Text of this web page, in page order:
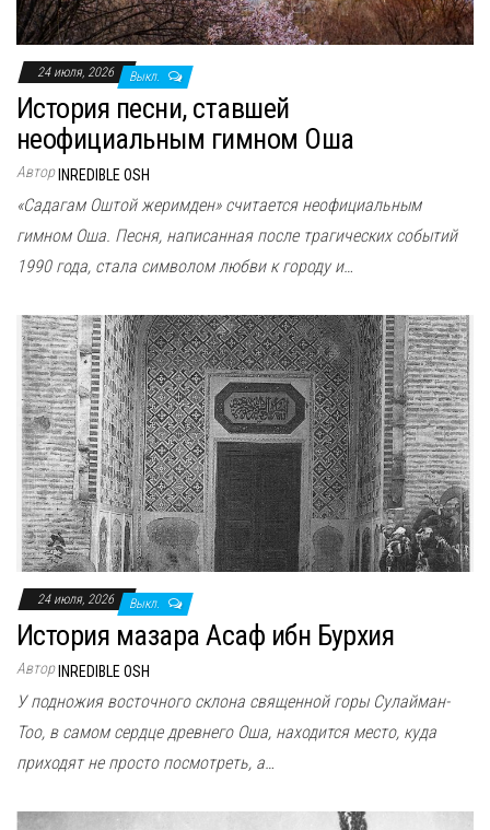
24 июля, 2026 Выкл.
История песни, ставшей
неофициальным гимном Оша
Автор INREDIBLE OSH
«Садагам Оштой жеримден» считается неофициальным
гимном Оша. Песня, написанная после трагических событий
1990 года, стала символом любви к городу и…
24 июля, 2026 Выкл.
История мазара Асаф ибн Бурхия
Автор INREDIBLE OSH
У подножия восточного склона священной горы Сулайман-
Тоо, в самом сердце древнего Оша, находится место, куда
приходят не просто посмотреть, а…